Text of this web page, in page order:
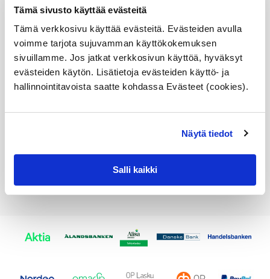
Tämä sivusto käyttää evästeitä
Tämä verkkosivu käyttää evästeitä. Evästeiden avulla
voimme tarjota sujuvamman käyttökokemuksen
sivuillamme. Jos jatkat verkkosivun käyttöä, hyväksyt
evästeiden käytön. Lisätietoja evästeiden käyttö- ja
hallinnointitavoista saatte kohdassa Evästeet (cookies).
Näytä tiedot
Salli kaikki
LCI mallit6' G32 kaikki
mtös LCI mallit7' F11,
G12, kaikki myös LCI
mallit8' F91, F92, F93,
M8, 8' G14 kaikki mallit
Alkuperäinen BMW osa
Varastossa,